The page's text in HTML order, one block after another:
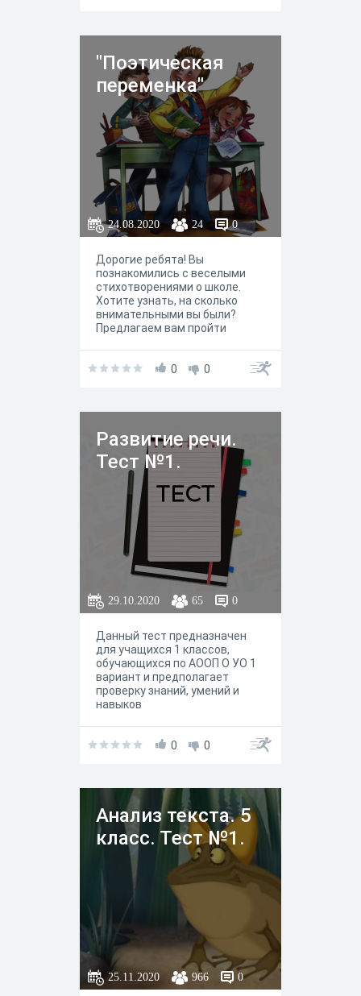
Второй Мировой войны. Всего
в ней приняли участие около
34000000 советских солдат,
более половины из которых,
погибло. Закончилась война 9
мая 1945 года. Мы всегда
должны помнить о подвиге
наших солдат!
"Поэтическая
переменка"
24.08.2020 24 0
Дорогие ребята! Вы
познакомились с веселыми
стихотворениями о школе.
Хотите узнать, на сколько
внимательными вы были?
Предлагаем вам пройти
0 0
Развитие речи.
Тест №1.
29.10.2020 65 0
Данный тест предназначен
для учащихся 1 классов,
обучающихся по АООП О УО 1
вариант и предполагает
проверку знаний, умений и
навыков
0 0
Анализ текста. 5
класс. Тест №1.
25.11.2020 966 0